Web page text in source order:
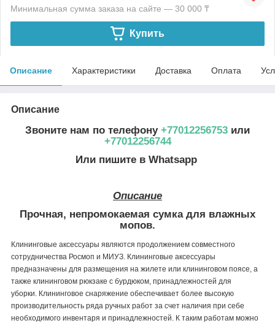
Минимальная сумма заказа на сайте — 30 000 ₸
Купить
Описание Характеристики Доставка Оплата
Описание
Звоните нам по телефону +77012256753 или
+77012256744
Или пишите в Whatsapp
Описание
Прочная, непромокаемая сумка для влажных
мопов.
Клининговые аксессуары являются продолжением совместного
сотрудничества Росмоп и МИУЗ. Клининговые аксессуары
предназначены для размещения на жилете или клининговом поясе, а
также клининговом рюкзаке с бурдюком, принадлежностей для
уборки. Клининговое снаряжение обеспечивает более высокую
производительность ряда ручных работ за счет наличия при себе
необходимого инвентаря и принадлежностей. К таким работам можно